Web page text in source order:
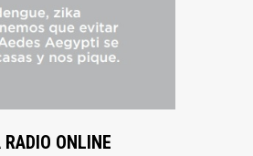
ONLINE